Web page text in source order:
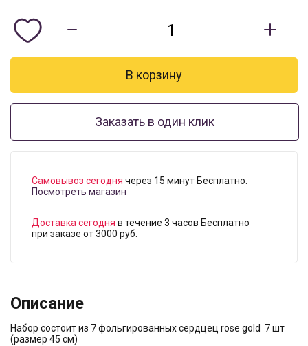
Заказать в один клик
Самовывоз сегодня через 15 минут Бесплатно.
Посмотреть магазин
Доставка сегодня в течение 3 часов Бесплатно
при заказе от 3000 руб.
Описание
Набор состоит из 7 фольгированных сердцец rose gold 7 шт
(размер 45 см)